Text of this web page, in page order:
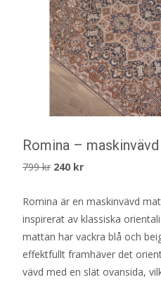
Romina –
799kr Det
priset
var:
799 kr.
240 krDet
priset
är:
240 kr.
Romina är en maskinvävd
inspirerat av klassiska
mattan har vackra blå och
effektfullt framhäver det
vävd med en slät ovansida,